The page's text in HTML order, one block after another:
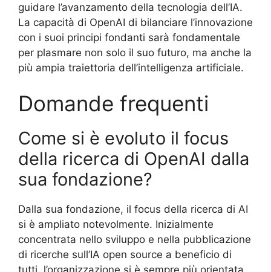
guidare l’avanzamento della tecnologia dell’IA.
La capacità di OpenAI di bilanciare l’innovazione
con i suoi principi fondanti sarà fondamentale
per plasmare non solo il suo futuro, ma anche la
più ampia traiettoria dell’intelligenza artificiale.
Domande frequenti
Come si è evoluto il focus
della ricerca di OpenAI dalla
sua fondazione?
Dalla sua fondazione, il focus della ricerca di AI
si è ampliato notevolmente. Inizialmente
concentrata nello sviluppo e nella pubblicazione
di ricerche sull’IA open source a beneficio di